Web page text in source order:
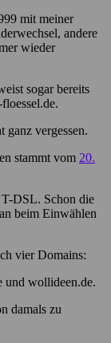
mit meiner
andere
wieder
sogar bereits
ganz vergessen.
stammt vom 20.
DSL. Schon die
beim Einwählen
vier Domains:
und wollideen.de.
damals zu